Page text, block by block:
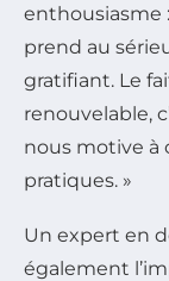
enthousiasme
prend au
gratifiant. Le
renouvelable,
nous motive à
pratiques. »
Un expert en
également